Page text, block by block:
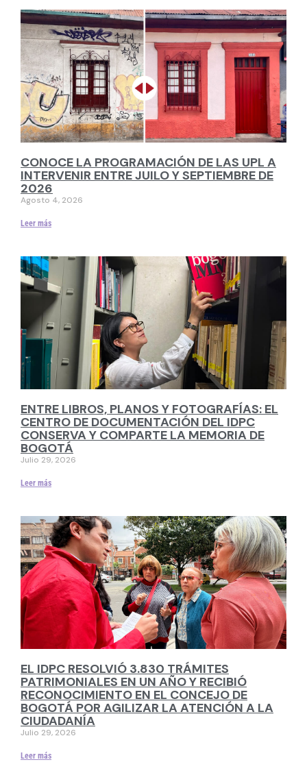
CONOCE LA PROGRAMACIÓN DE LAS UPL A
INTERVENIR ENTRE JUILO Y SEPTIEMBRE DE
2026
Agosto 4, 2026
Leer más
ENTRE LIBROS, PLANOS Y FOTOGRAFÍAS: EL
CENTRO DE DOCUMENTACIÓN DEL IDPC
CONSERVA Y COMPARTE LA MEMORIA DE
BOGOTÁ
Julio 29, 2026
Leer más
EL IDPC RESOLVIÓ 3.830 TRÁMITES
PATRIMONIALES EN UN AÑO Y RECIBIÓ
RECONOCIMIENTO EN EL CONCEJO DE
BOGOTÁ POR AGILIZAR LA ATENCIÓN A LA
CIUDADANÍA
Julio 29, 2026
Leer más